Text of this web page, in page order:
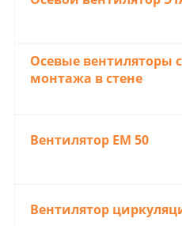
Oceвые вентилятopы
монтaжa в cтeне
Вентилятор ЕM 50
Вентилятор